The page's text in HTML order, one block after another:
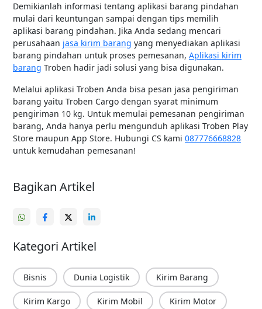
Demikianlah informasi tentang aplikasi barang pindahan
mulai dari keuntungan sampai dengan tips memilih
aplikasi barang pindahan. Jika Anda sedang mencari
perusahaan jasa kirim barang yang menyediakan aplikasi
barang pindahan untuk proses pemesanan, Aplikasi kirim
barang Troben hadir jadi solusi yang bisa digunakan.
Melalui aplikasi Troben Anda bisa pesan jasa pengiriman
barang yaitu Troben Cargo dengan syarat minimum
pengiriman 10 kg. Untuk memulai pemesanan pengiriman
barang, Anda hanya perlu mengunduh aplikasi Troben Play
Store maupun App Store. Hubungi CS kami 087776668828
untuk kemudahan pemesanan!
Bagikan Artikel
Kategori Artikel
Bisnis Dunia Logistik Kirim Barang
Kirim Kargo Kirim Mobil Kirim Motor